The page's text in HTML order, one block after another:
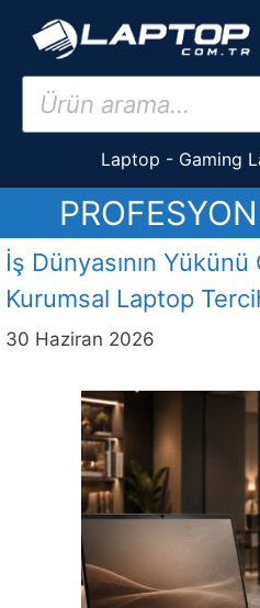
Products
search
Laptop - Gaming
İş Dünyasının
Kurumsal Laptop
30 Haziran 2026